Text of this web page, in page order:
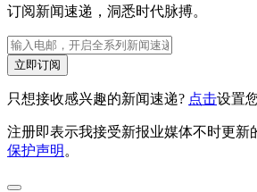
订阅新闻速递，洞悉时代脉搏。
立即订阅
只想接收感兴趣的新闻速递? 点击设置
注册即表示我接受新报业媒体不时更新
保护声明 。